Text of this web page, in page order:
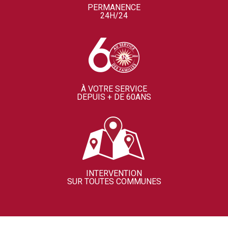
PERMANENCE
24H/24
À VOTRE SERVICE
DEPUIS + DE 60ANS
INTERVENTION
SUR TOUTES COMMUNES